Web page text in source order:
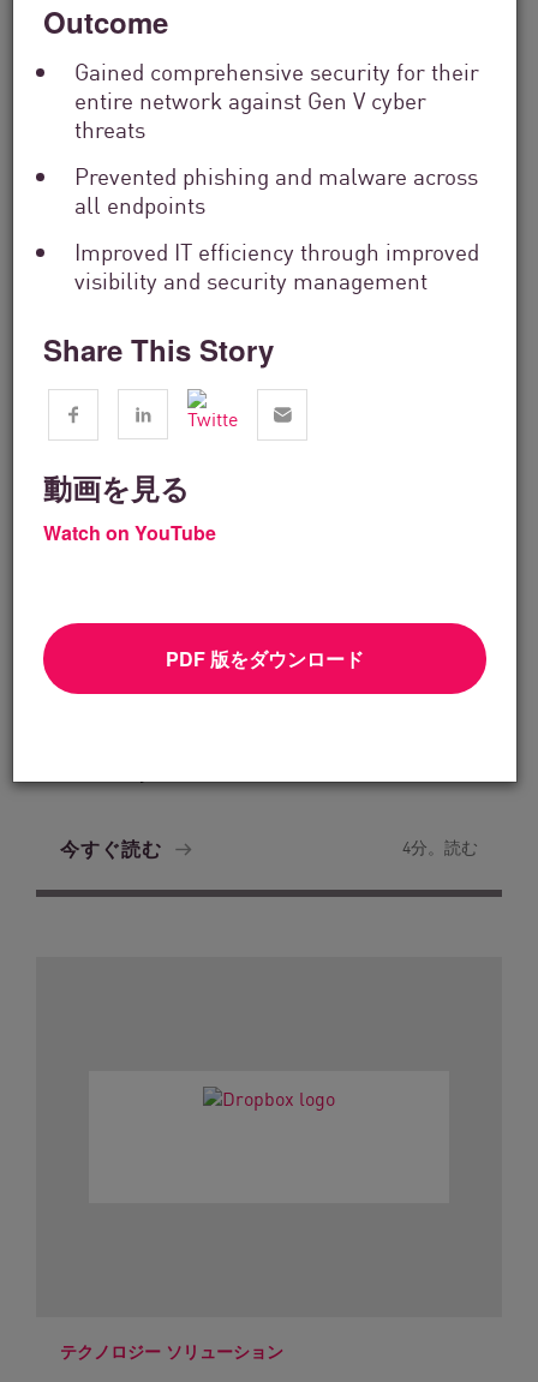
Outcome
Gained comprehensive security for their
entire network against Gen V cyber
threats
Prevented phishing and malware across
all endpoints
Improved IT efficiency through improved
visibility and security management
Share This Story
動画を見る
Watch on YouTube
PDF 版をダウンロード
金融サービス
From Dashboard Chaos To A Single
Risk Score:...
今すぐ読む 3分。読む
テクノロジー ソリューション
今すぐ読む 4分。読む
テクノロジー ソリューション